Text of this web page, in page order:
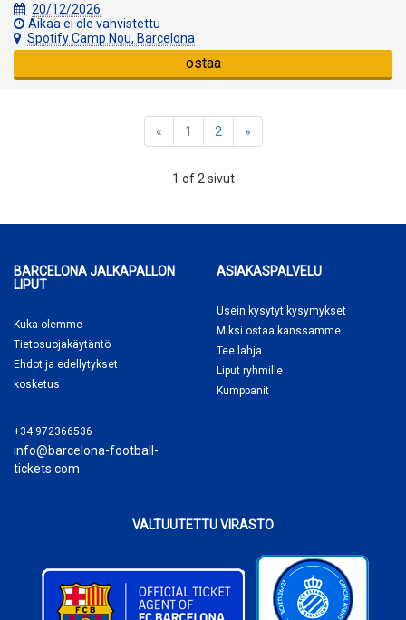
20/12/2026
Aikaa ei ole vahvistettu
Spotify Camp Nou, Barcelona
ostaa
« 1 2 »
1 of 2 sivut
BARCELONA JALKAPALLON
LIPUT
Kuka olemme
Tietosuojakäytäntö
Ehdot ja edellytykset
kosketus
+34 972366536
info@barcelona-football-
tickets.com
ASIAKASPALVELU
Usein kysytyt kysymykset
Miksi ostaa kanssamme
Tee lahja
Liput ryhmille
Kumppanit
VALTUUTETTU VIRASTO